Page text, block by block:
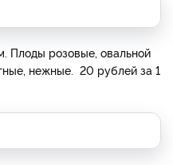
Плоды розовые, овальной
нежные. 20 рублей за 1